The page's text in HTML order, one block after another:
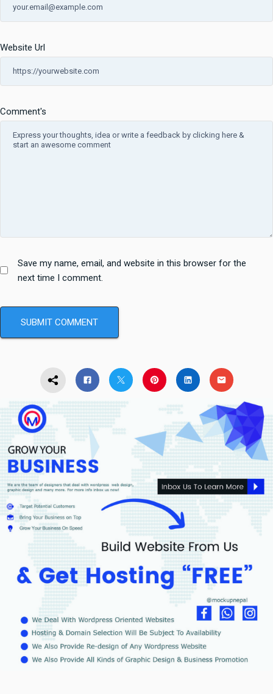
Comment's
Website Url
Save my name, email, and website in this browser for the
next time I comment.